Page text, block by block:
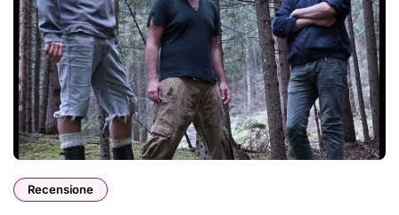
Recensione